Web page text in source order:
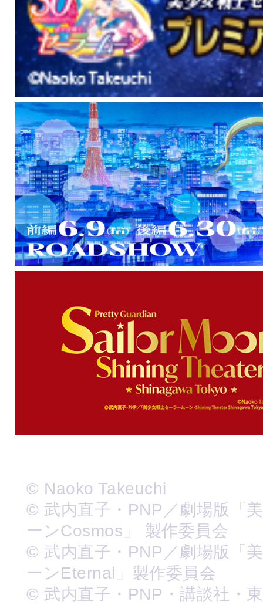
© Naoko Takeuchi
© 武内直子・PNP／劇場版「
ーンCosmos」 製作委員会
© 武内直子・PNP／劇場版「
ーンEternal」製作委員会
© 武内直子・PNP・講談社・